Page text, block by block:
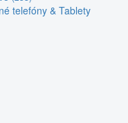
telefóny & Tablety